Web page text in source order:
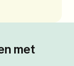
met